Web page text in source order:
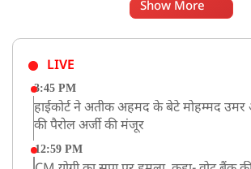
Show More
LIVE
3:45 PM
हाईकोर्ट ने अतीक अहमद के बेटे मोहम्मद
की पैरोल अर्जी की मंजूर
12:59 PM